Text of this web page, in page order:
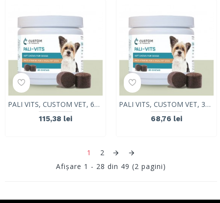
PALI VITS, CUSTOM VET, 60 tablete
115,38 lei
PALI VITS, CUSTOM VET, 30 tablete
68,76 lei
1
2
Afişare 1 - 28 din 49 (2 pagini)